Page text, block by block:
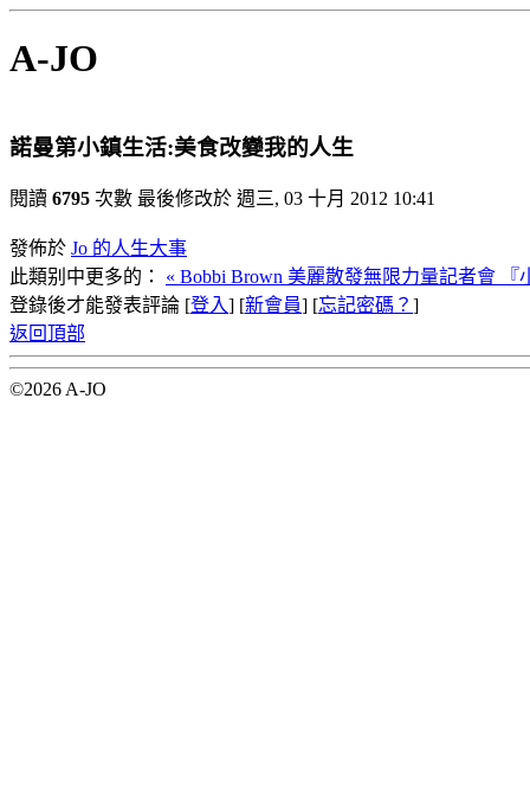
A-JO
諾曼第小鎮生活:美食改變我的人生
閱讀 6795 次數 最後修改於 週三, 03 十月 2012 10:41
發佈於 Jo 的人生大事
此類别中更多的：
« Bobbi Brown 美麗散發無限力量記者會
登錄後才能發表評論 [登入] [新會員] [忘記密碼？ ]
返回頂部
©2026 A-JO